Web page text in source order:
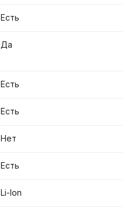
Есть
Да
Есть
Есть
Нет
Есть
Li-Ion